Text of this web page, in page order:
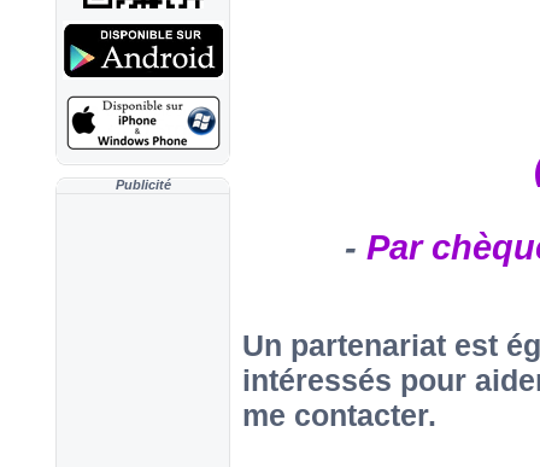
Publicité
- Par
Un partenariat est
intéressés pour
me contacter.